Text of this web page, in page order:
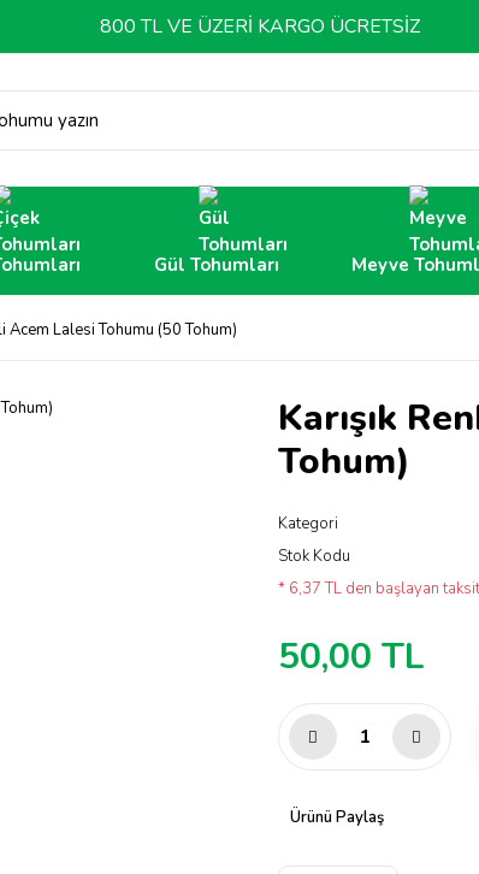
800 TL VE ÜZERİ KARGO ÜCRETSİZ
yazın
Gül Tohumları Meyve
Acem Lalesi Tohumu (50 Tohum)
Karışık
Tohum)
Kategori
Stok Kodu
* 6,37 TL den başlayan
50,00 TL
Ürünü Paylaş